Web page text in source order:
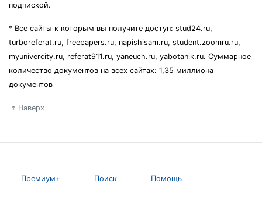
подпиской.
* Все сайты к которым вы получите доступ: stud24.ru,
turboreferat.ru, freepapers.ru, napishisam.ru, student.zoomru.ru,
myunivercity.ru, referat911.ru, yaneuch.ru, yabotanik.ru. Суммарное
количество документов на всех сайтах: 1,35 миллиона
документов
Наверх
Премиум+ Поиск Помощь